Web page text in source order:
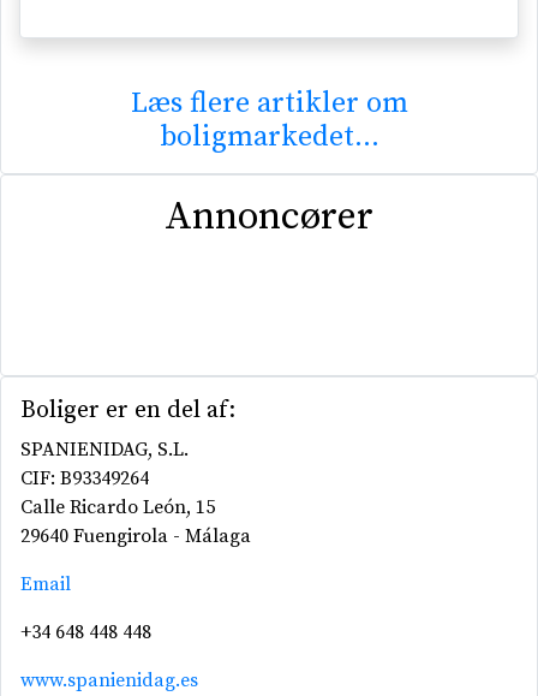
Læs flere artikler om
boligmarkedet...
Annoncører
Boliger er en del af:
SPANIENIDAG, S.L.
CIF: B93349264
Calle Ricardo León, 15
29640 Fuengirola - Málaga
Email
+34 648 448 448
www.spanienidag.es